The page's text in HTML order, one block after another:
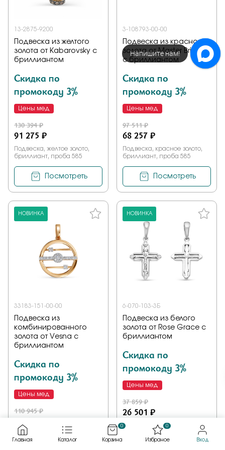
13-2875-9200
Подвеска из желтого
золота от Kabarovsky с
бриллиантом
Скидка по
промокоду 3%
Цены мед
130 394 ₽
91 275 ₽
Подвеска, желтое золото,
бриллиант, проба 585
Посмотреть
3-108793-00-00
Подвеска из красного
золота от Master Brilliant
с бриллиантом
Скидка по
промокоду 3%
Цены мед
97 511 ₽
68 257 ₽
Подвеска, красное золото,
бриллиант, проба 585
Посмотреть
НОВИНКА
33183-151-00-00
Подвеска из
комбинированного
золота от Vesna с
бриллиантом
Скидка по
промокоду 3%
Цены мед
110 945 ₽
77 661 ₽
Подвеска,
комбинированное золото,
НОВИНКА
6-070-103-3Б
Подвеска из белого
золота от Rose Grace с
бриллиантом
Скидка по
промокоду 3%
Цены мед
37 859 ₽
26 501 ₽
Подвеска, белое золото,
Главная Каталог Корзина
0
Избраное
0
Вход
Напишите нам!